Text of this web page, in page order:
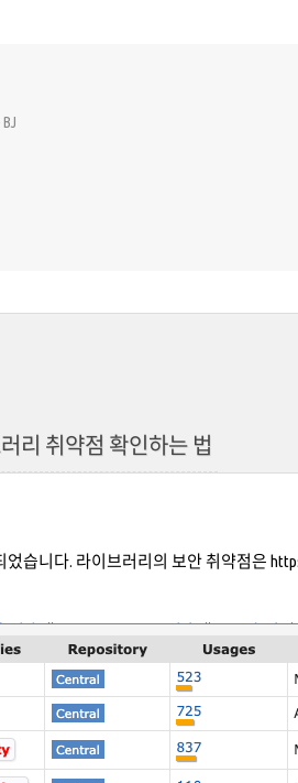
리 취약점 확인하는 법
었습니다. 라이브러리의 보안 취약점은